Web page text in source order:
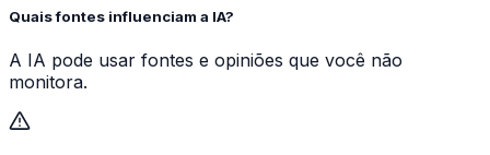
Quais fontes influenciam a IA?
A IA pode usar fontes e opiniões que você não
monitora.